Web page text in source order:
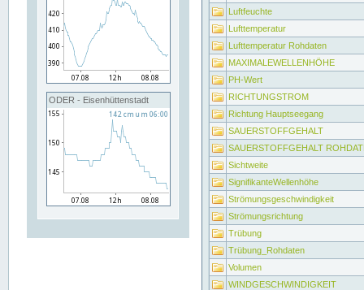
ODER - Eisenhüttenstadt
Luftfeuchte
Lufttemperatur
Lufttemperatur Rohdaten
MAXIMALEWELLENHÖHE
PH-Wert
RICHTUNGSTROM
Richtung Hauptseegang
SAUERSTOFFGEHALT
SAUERSTOFFGEHALT
Sichtweite
SignifikanteWellenhöhe
Strömungsgeschwindigkeit
Strömungsrichtung
Trübung
Trübung_Rohdaten
Volumen
WINDGESCHWINDIGKEIT